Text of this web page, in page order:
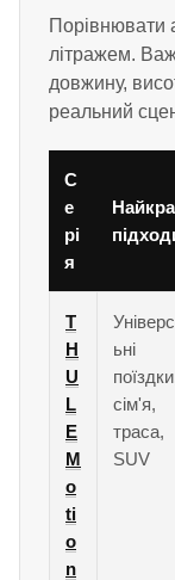
Порівнювати
літражем.
довжину,
реальний
С
е
рі
я
T
H
U
L
E
M
o
ti
o
n
ьні
сім'я,
траса,
SUV